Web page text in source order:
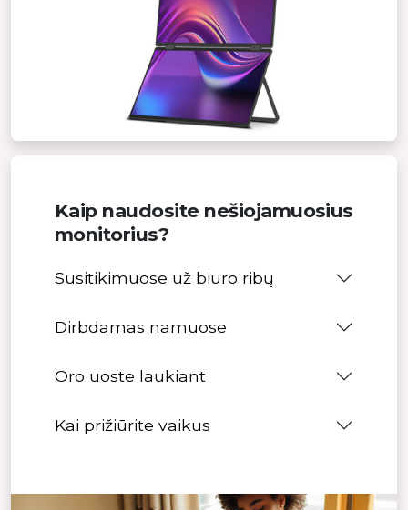
Kaip naudosite nešiojamuosius
monitorius?
Susitikimuose už biuro ribų
Dirbdamas namuose
Oro uoste laukiant
Kai prižiūrite vaikus